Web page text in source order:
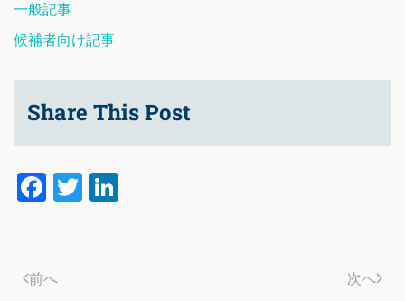
一般記事
候補者向け記事
Share This Post
Facebook
Twitter
前へ 次へ